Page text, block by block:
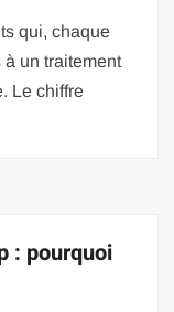
qui, chaque
à un traitement
Le chiffre
: pourquoi